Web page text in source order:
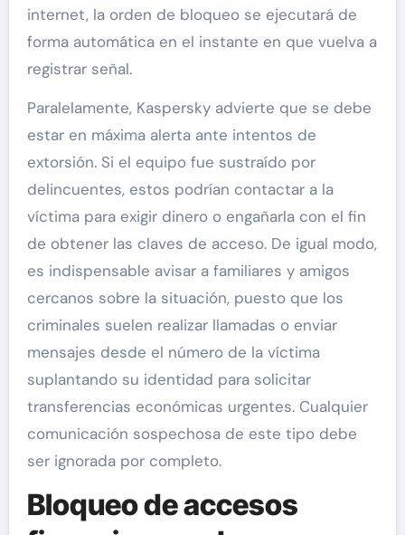
internet, la orden de bloqueo se ejecutará de
forma automática en el instante en que vuelva a
registrar señal.
Paralelamente, Kaspersky advierte que se debe
estar en máxima alerta ante intentos de
extorsión. Si el equipo fue sustraído por
delincuentes, estos podrían contactar a la
víctima para exigir dinero o engañarla con el fin
de obtener las claves de acceso. De igual modo,
es indispensable avisar a familiares y amigos
cercanos sobre la situación, puesto que los
criminales suelen realizar llamadas o enviar
mensajes desde el número de la víctima
suplantando su identidad para solicitar
transferencias económicas urgentes. Cualquier
comunicación sospechosa de este tipo debe
ser ignorada por completo.
Bloqueo de accesos